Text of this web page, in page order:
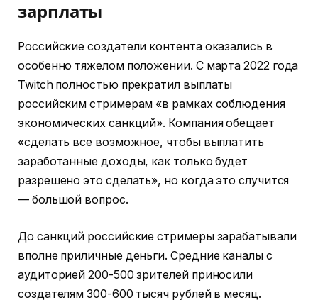
зарплаты
Российские создатели контента оказались в
особенно тяжелом положении. С марта 2022 года
Twitch полностью прекратил выплаты
российским стримерам «в рамках соблюдения
экономических санкций». Компания обещает
«сделать все возможное, чтобы выплатить
заработанные доходы, как только будет
разрешено это сделать», но когда это случится
— большой вопрос.
До санкций российские стримеры зарабатывали
вполне приличные деньги. Средние каналы с
аудиторией 200-500 зрителей приносили
создателям 300-600 тысяч рублей в месяц.